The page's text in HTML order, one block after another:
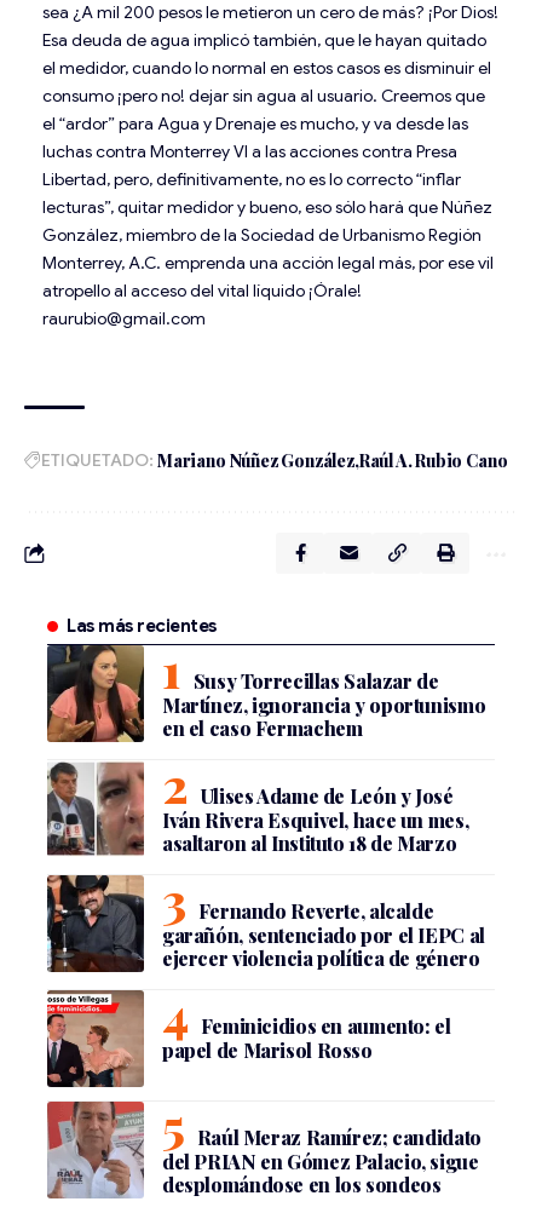
sea ¿A mil 200 pesos le metieron un cero de más? ¡Por Dios!
Esa deuda de agua implicó también, que le hayan quitado
el medidor, cuando lo normal en estos casos es disminuir el
consumo ¡pero no! dejar sin agua al usuario. Creemos que
el “ardor” para Agua y Drenaje es mucho, y va desde las
luchas contra Monterrey VI a las acciones contra Presa
Libertad, pero, definitivamente, no es lo correcto “inflar
lecturas”, quitar medidor y bueno, eso sólo hará que Núñez
González, miembro de la Sociedad de Urbanismo Región
Monterrey, A.C. emprenda una acción legal más, por ese vil
atropello al acceso del vital líquido ¡Órale!
raurubio@gmail.com
ETIQUETADO: Mariano Núñez González Raúl A. Rubio Cano
Las más recientes
Susy Torrecillas Salazar de
Martínez, ignorancia y oportunismo
en el caso Fermachem
Ulises Adame de León y José
Iván Rivera Esquivel, hace un mes,
asaltaron al Instituto 18 de Marzo
Fernando Reverte, alcalde
garañón, sentenciado por el IEPC al
ejercer violencia política de género
Feminicidios en aumento: el
papel de Marisol Rosso
Raúl Meraz Ramírez; candidato
del PRIAN en Gómez Palacio, sigue
desplomándose en los sondeos